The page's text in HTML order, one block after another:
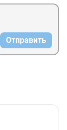
Отправить